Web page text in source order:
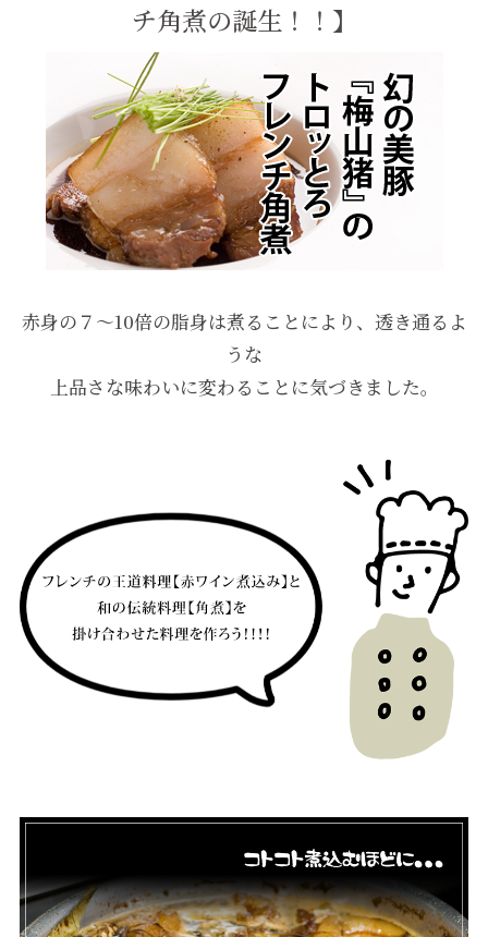
チ角煮の誕生！！】
赤身の７～10倍の脂身は煮ることにより、透き通るよ
うな
上品さな味わいに変わることに気づきました。